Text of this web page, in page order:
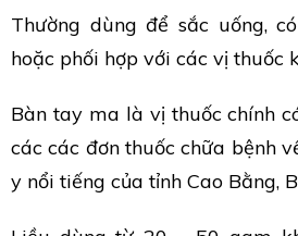
Thường dùng để sắc uống,
hoặc phối hợp với các vị thuốc
Bàn tay ma là vị thuốc chính
các các đơn thuốc chữa bệnh
y nổi tiếng của tỉnh Cao Bằng,